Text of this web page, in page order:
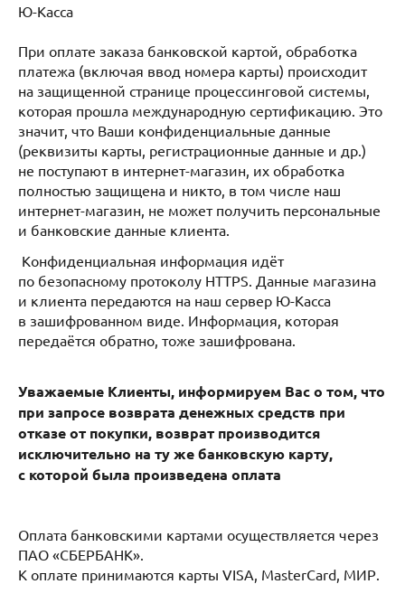
Ю-Касса
При оплате заказа банковской картой, обработка
платежа (включая ввод номера карты) происходит
на защищенной странице процессинговой системы,
которая прошла международную сертификацию. Это
значит, что Ваши конфиденциальные данные
(реквизиты карты, регистрационные данные и др.)
не поступают в интернет-магазин, их обработка
полностью защищена и никто, в том числе наш
интернет-магазин, не может получить персональные
и банковские данные клиента.
Конфиденциальная информация идёт
по безопасному протоколу HTTPS. Данные магазина
и клиента передаются на наш сервер Ю-Касса
в зашифрованном виде. Информация, которая
передаётся обратно, тоже зашифрована.
Уважаемые Клиенты, информируем Вас о том, что
при запросе возврата денежных средств при
отказе от покупки, возврат производится
исключительно на ту же банковскую карту,
с которой была произведена оплата
Оплата банковскими картами осуществляется через
ПАО «СБЕРБАНК».
К оплате принимаются карты VISA, MasterCard, МИР.